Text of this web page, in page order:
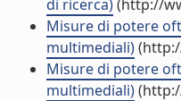
di ricerca)(http://
Misure di potere
multimediali)
Misure di potere
multimediali)